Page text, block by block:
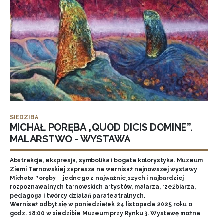
SIEDZIBA
MICHAŁ PORĘBA „QUOD DICIS DOMINE”.
MALARSTWO - WYSTAWA
Abstrakcja, ekspresja, symbolika i bogata kolorystyka. Muzeum
Ziemi Tarnowskiej zaprasza na wernisaż najnowszej wystawy
Michała Poręby – jednego z najważniejszych i najbardziej
rozpoznawalnych tarnowskich artystów, malarza, rzeźbiarza,
pedagoga i twórcy działań parateatralnych.
Wernisaż odbył się w poniedziałek 24 listopada 2025 roku o
godz. 18:00 w siedzibie Muzeum przy Rynku 3. Wystawę można